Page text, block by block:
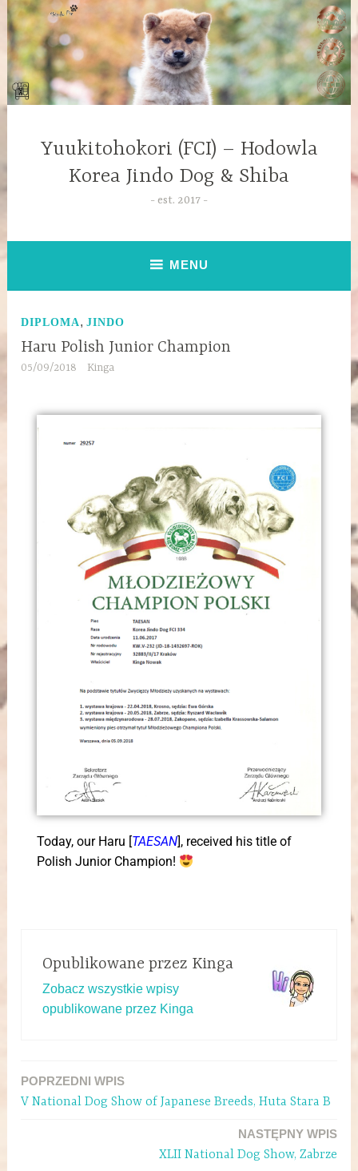
Yuukitohokori (FCI) – Hodowla
Korea Jindo Dog & Shiba
est. 2017
MENU
DIPLOMA ,JINDO
Haru Polish Junior Champion
05/09/2018 Kinga
Today, our Haru [TAESAN], received his title of
Polish Junior Champion!
Opublikowane przez Kinga
Zobacz wszystkie wpisy
opublikowane przez Kinga
POPRZEDNI WPIS
V National Dog Show of Japanese Breeds, Huta Stara B
NASTĘPNY WPIS
XLII National Dog Show, Zabrze